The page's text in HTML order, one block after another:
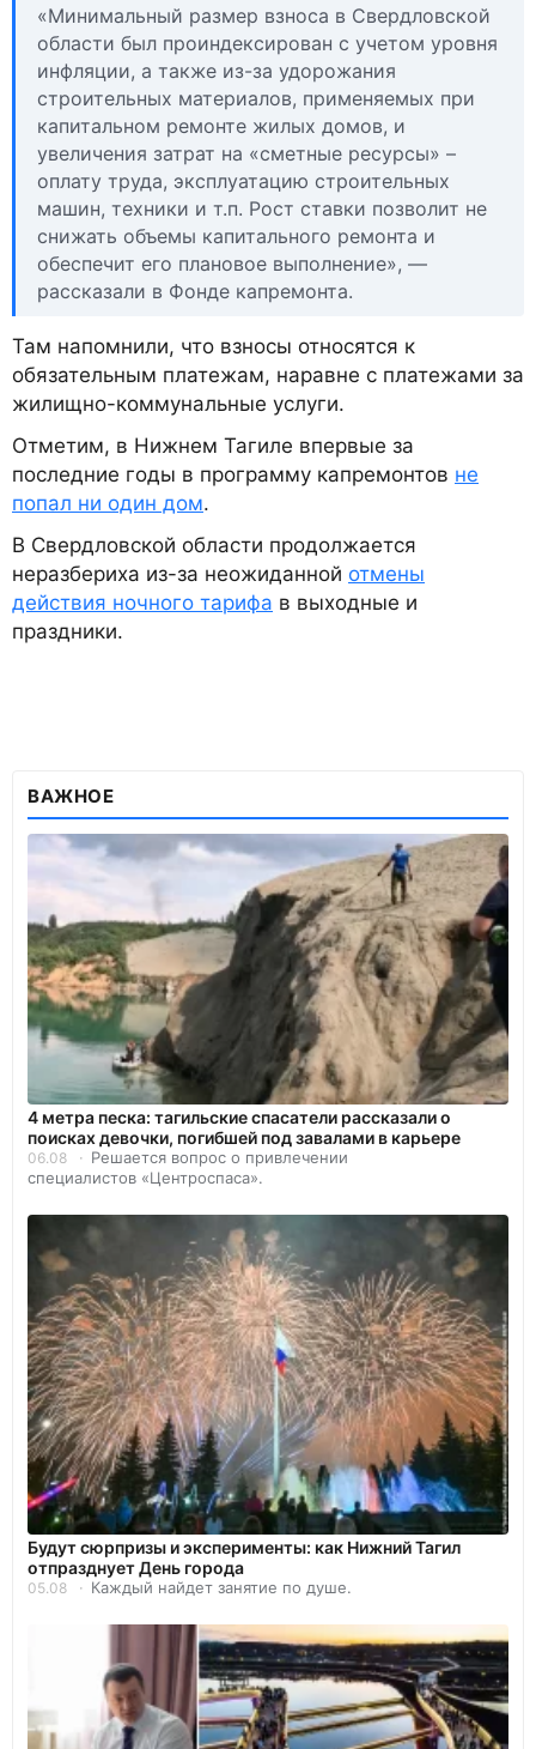
«Минимальный размер взноса в Свердловской
области был проиндексирован с учетом уровня
инфляции, а также из-за удорожания
строительных материалов, применяемых при
капитальном ремонте жилых домов, и
увеличения затрат на «сметные ресурсы» –
оплату труда, эксплуатацию строительных
машин, техники и т.п. Рост ставки позволит не
снижать объемы капитального ремонта и
обеспечит его плановое выполнение», —
рассказали в Фонде капремонта.
Там напомнили, что взносы относятся к
обязательным платежам, наравне с платежами за
жилищно-коммунальные услуги.
Отметим, в Нижнем Тагиле впервые за
последние годы в программу капремонтов не
попал ни один дом.
В Свердловской области продолжается
неразбериха из-за неожиданной отмены
действия ночного тарифа в выходные и
праздники.
ВАЖНОЕ
4 метра песка: тагильские спасатели рассказали о
поисках девочки, погибшей под завалами в карьере
06.08
Решается вопрос о привлечении
специалистов «Центроспаса».
Будут сюрпризы и эксперименты: как Нижний Тагил
отпразднует День города
05.08 Каждый найдет занятие по душе.